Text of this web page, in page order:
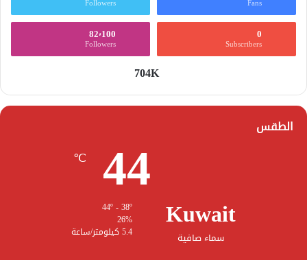
Fans
Followers
0
Subscribers
82٬100
Followers
704K
الطقس
Kuwait
سماء صافية
44
℃
26%
5.4 كيلومتر/ساعة